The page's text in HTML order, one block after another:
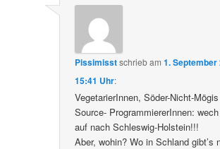
Pissimisstschriebam1. September
15:41 Uhr:
VegetarierInnen, Söder-Nicht-
Source- ProgrammiererInnen:
auf nach Schleswig-Holstein!!!
Aber, wohin? Wo in Schland gibt’s